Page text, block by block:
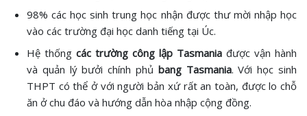
98% các học sinh trung học nhận được thư mời nhập học
vào các trường đại học danh tiếng tại Úc.
Hệ thống các trường công lập Tasmania được vận hành
và quản lý bưởi chính phủ bang Tasmania. Với học sinh
THPT có thể ở với người bản xứ rất an toàn, được lo chỗ
ăn ở chu đáo và hướng dẫn hòa nhập cộng đồng.